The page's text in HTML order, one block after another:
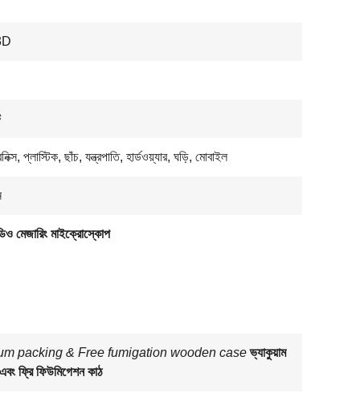
প্লাস্টিক, ছাঁচ, যন্ত্রপাতি, হার্ডওয়্যার, ঘড়ি, মোবাইল
মেজারিং মাইক্রোস্কোপ
packing & Free fumigation wooden case ভ্যাকুয়াম
ফ্রি ফিউমিগেশন কাঠ